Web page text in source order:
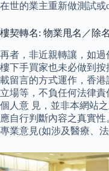
在世的業主重新做測試或
樓契轉名: 物業甩名／除
再者，非近親轉讓，如
樓下手買家也未必做到
載留言的方式運作，香
立場等，不負任何法律
個人意 見，並非本網站
應自行判斷內容之真實
專業意見(如涉及醫療、